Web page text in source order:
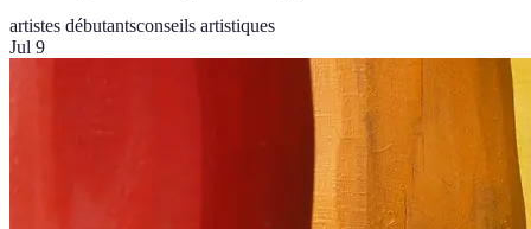
artistes débutantsconseils artistiques
Jul 9